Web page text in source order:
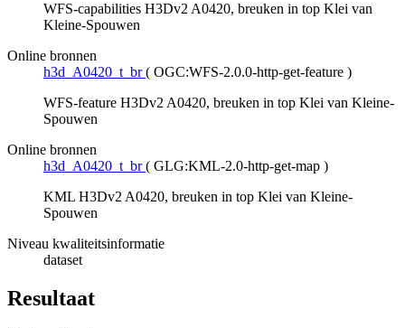
WFS-capabilities H3Dv2 A0420, breuken in top Klei van
Kleine-Spouwen
Online bronnen
h3d_A0420_t_br ( OGC:WFS-2.0.0-http-get-feature )
WFS-feature H3Dv2 A0420, breuken in top Klei van Kleine-
Spouwen
Online bronnen
h3d_A0420_t_br ( GLG:KML-2.0-http-get-map )
KML H3Dv2 A0420, breuken in top Klei van Kleine-
Spouwen
Niveau kwaliteitsinformatie
dataset
Resultaat